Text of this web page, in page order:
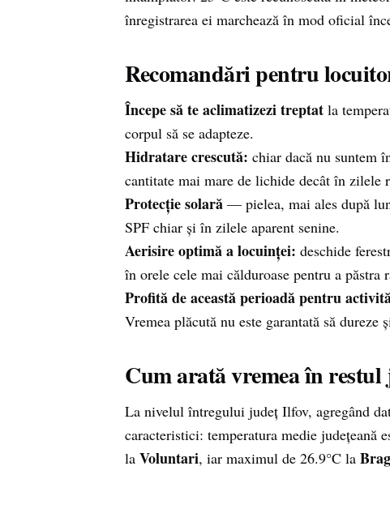
înregistrarea ei marchează în mod oficial
Recomandări pentru
Începe să te aclimatizezi treptat la
corpul să se adapteze.
Hidratare crescută: chiar dacă nu suntem
cantitate mai mare de lichide decât în zilele
Protecție solară — pielea, mai ales după
SPF chiar și în zilele aparent senine.
Aerisire optimă a locuinței: deschide
în orele cele mai călduroase pentru a păstra
Profită de această perioadă pentru
Vremea plăcută nu este garantată să
Cum arată vremea în
La nivelul întregului județ Ilfov, agregând
caracteristici: temperatura medie județeană
la Voluntari, iar maximul de 26.9°C la